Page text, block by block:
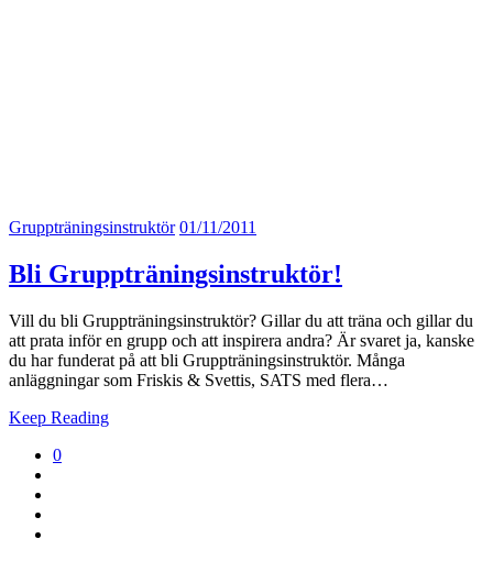
Gruppträningsinstruktör 01/11/2011
Bli Gruppträningsinstruktör!
Vill du bli Gruppträningsinstruktör? Gillar du att träna och gillar du
att prata inför en grupp och att inspirera andra? Är svaret ja, kanske
du har funderat på att bli Gruppträningsinstruktör. Många
anläggningar som Friskis & Svettis, SATS med flera…
Keep Reading
0